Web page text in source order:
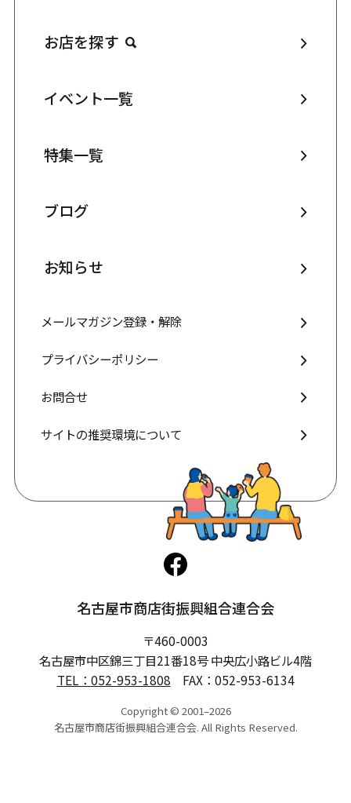
お店を探す
イベント一覧
特集一覧
ブログ
お知らせ
メールマガジン登録・解除
プライバシーポリシー
お問合せ
サイトの推奨環境について
名古屋市商店街振興組合連合会
〒460-0003
名古屋市中区錦三丁目21番18号 中央広小路ビル4階
TEL： 052-953-1808 FAX：052-953-6134
Copyright © 2001–2026
名古屋市商店街振興組合連合会. All Rights Reserved.